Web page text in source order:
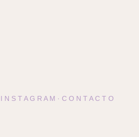
I N S T A G R A M C O N T A C T O